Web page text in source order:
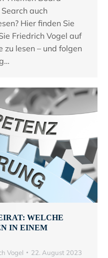
auch
Hier finden Sie
Friedrich Vogel auf
zu lesen – und folgen
WELCHE
IN EINEM
Vogel 22. August 2023